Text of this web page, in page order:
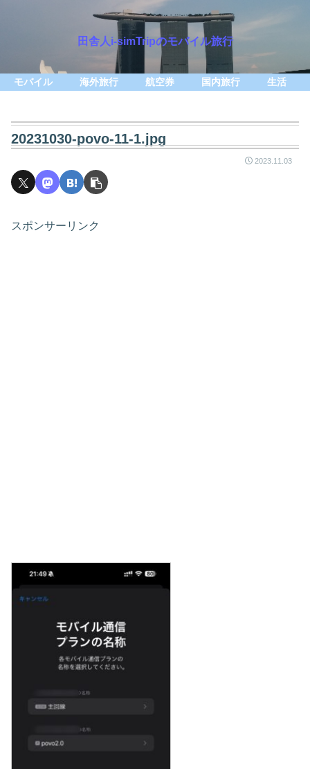
田舎人i-simTripのモバイル旅行
モバイル 海外旅行 航空券 国内旅行 生活
20231030-povo-11-1.jpg
2023.11.03
スポンサーリンク